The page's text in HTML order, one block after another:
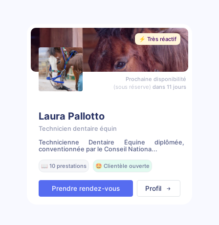
⚡️ Très réactif
Prochaine disponibilité
(sous réserve) dans 11 jours
Laura Pallotto
Technicien dentaire équin
Technicienne Dentaire Équine diplômée,
conventionnée par le Conseil Nationa...
📖 10 prestations 🤩 Clientèle ouverte
Prendre rendez-vous Profil